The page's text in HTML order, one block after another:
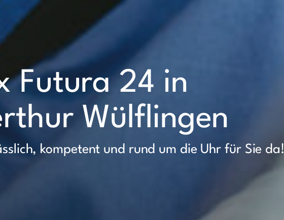
Futura 24 in
Wülflingen
kompetent und rund um die Uhr für Sie da!